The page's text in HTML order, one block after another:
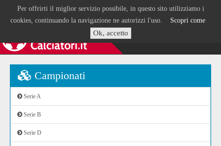
Per offrirti il miglior servizio possibile, in questo sito utilizziamo i
cookies, continuando la navigazione ne autorizzi l'uso. Scopri come
Ok, accetto
Campionati
Serie A
Serie B
Serie D